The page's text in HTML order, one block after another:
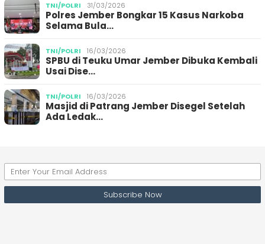
TNI/POLRI 31/03/2026
Polres Jember Bongkar 15 Kasus Narkoba
Selama Bula…
TNI/POLRI 16/03/2026
SPBU di Teuku Umar Jember Dibuka Kembali
Usai Dise…
TNI/POLRI 16/03/2026
Masjid di Patrang Jember Disegel Setelah
Ada Ledak…